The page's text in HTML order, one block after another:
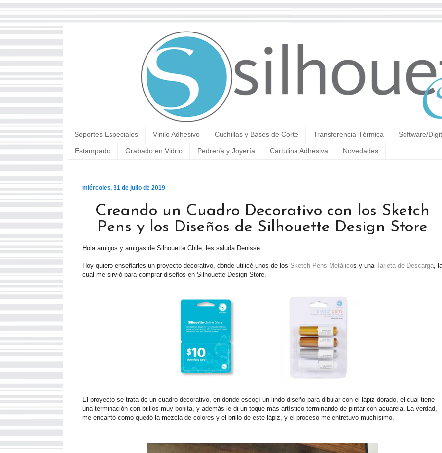
Soportes Especiales Vinilo Adhesivo Cuchillas y Bases de Corte Transferencia Térmica Software/
Estampado Grabado en Vidrio Pedrería y Joyería Cartulina Adhesiva Novedades
miércoles, 31 de julio de 2019
Creando un Cuadro Decorativo con los Sketch
Pens y los Diseños de Silhouette Design Store
Hola amigos y amigas de Silhouette Chile, les saluda Denisse.
Hoy quiero enseñarles un proyecto decorativo, dónde utilicé unos de los Sketch Pens Metálicos y una Tarjeta de Descarga , la
cual me sirvió para comprar diseños en Silhouette Design Store.
El proyecto se trata de un cuadro decorativo, en donde escogí un lindo diseño para dibujar con el lápiz dorado, el cual tiene
una terminación con brillos muy bonita, y además le di un toque más artístico terminando de pintar con acuarela. La verdad,
me encantó como quedó la mezcla de colores y el brillo de este lápiz, y el proceso me entretuvo muchísimo.